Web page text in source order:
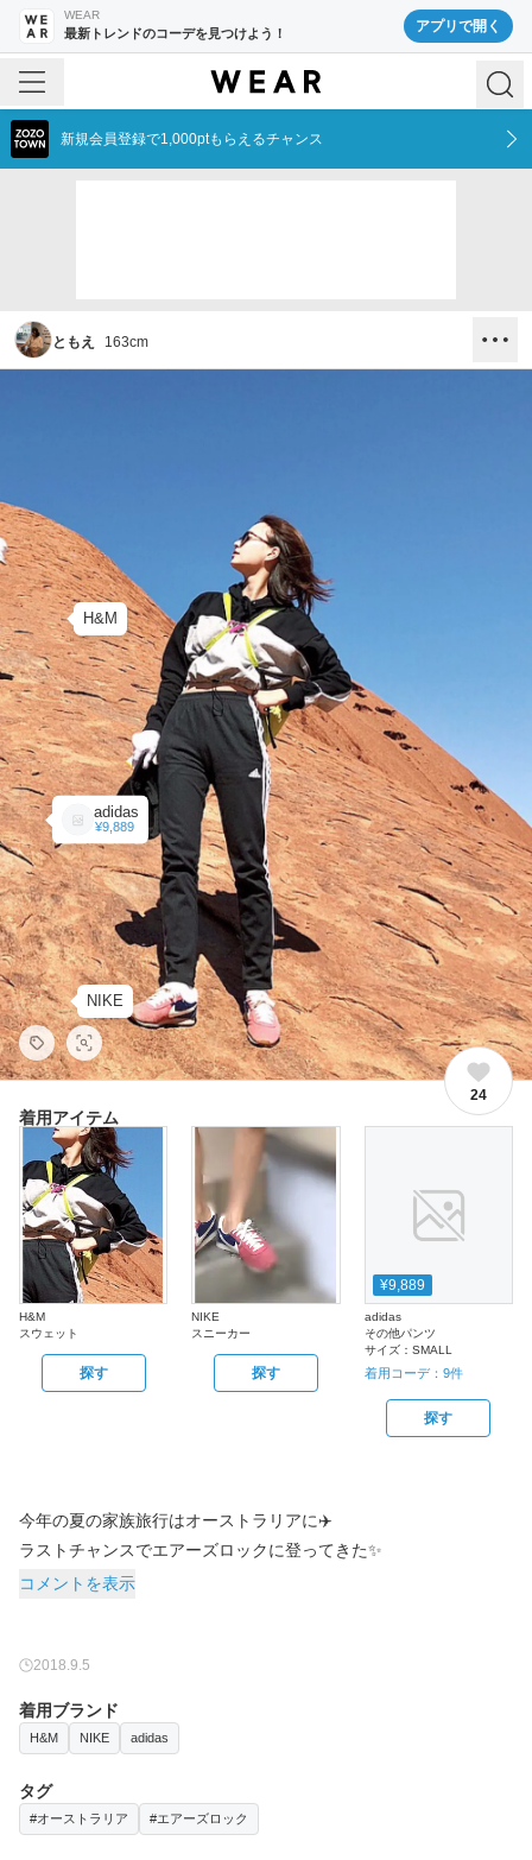
WEAR
最新トレンドのコーデを見つけよう！ アプリで開く
新規会員登録で1,000ptもらえるチャンス
ともえ 163cm
H&M
NIKE
adidas
¥9,889
24
着用アイテム
H&M
スウェット
探す
NIKE
スニーカー
探す
¥9,889
adidas
その他パンツ
サイズ： SMALL
着用コーデ： 9件
探す
今年の夏の家族旅行はオーストラリアに✈️
コメントを表示
2018.9.5
着用ブランド
H&M NIKE adidas
タグ
#オーストラリア #エアーズロック